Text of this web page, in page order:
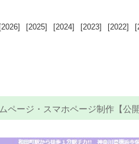
[2026] [2025] [2024] [2023] [2022]
ージ・スマホページ制作【公開